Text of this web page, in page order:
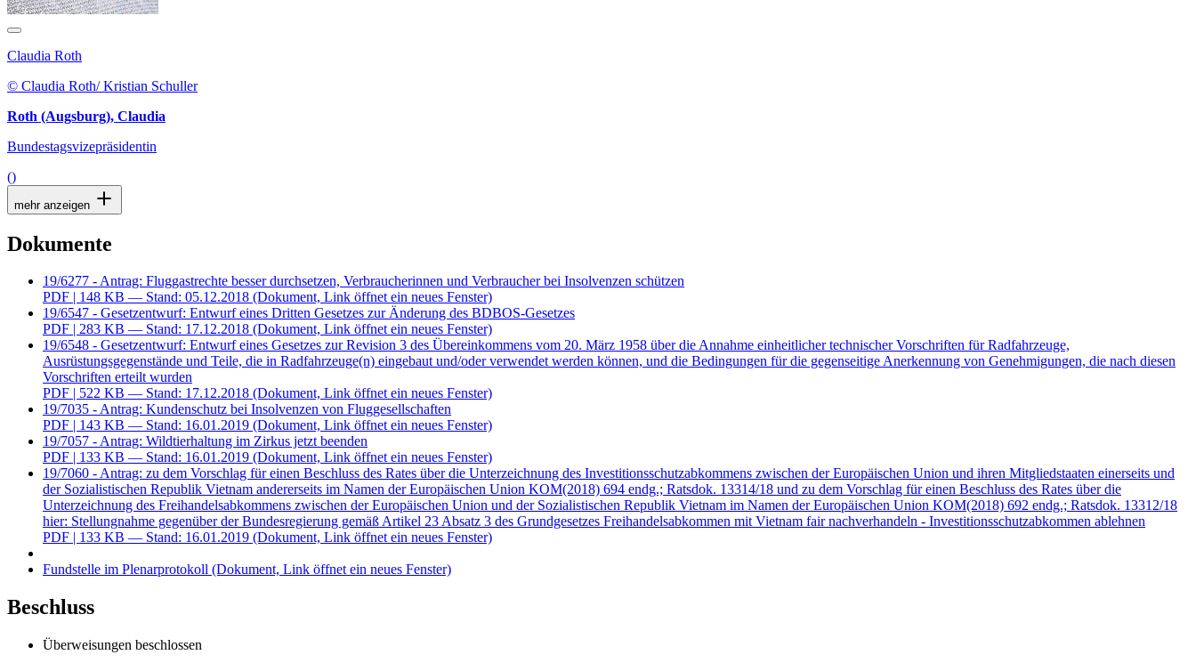
Claudia Roth
© Claudia Roth/ Kristian Schuller
Roth (Augsburg), Claudia
Bundestagsvizepräsidentin
()
mehr anzeigen
Dokumente
19/6277 - Antrag: Fluggastrechte besser durchsetzen, Verbraucherinnen und Verbraucher bei Insolvenzen schützen
PDF | 148 KB — Stand: 05.12.2018 (Dokument, Link öffnet ein neues Fenster)
19/6547 - Gesetzentwurf: Entwurf eines Dritten Gesetzes zur Änderung des BDBOS-Gesetzes
PDF | 283 KB — Stand: 17.12.2018 (Dokument, Link öffnet ein neues Fenster)
19/6548 - Gesetzentwurf: Entwurf eines Gesetzes zur Revision 3 des Übereinkommens vom 20. März 1958 über die Annahme einheitlicher technischer Vorschriften für Radfahrzeuge,
Ausrüstungsgegenstände und Teile, die in Radfahrzeuge(n) eingebaut und/oder verwendet werden können, und die Bedingungen für die gegenseitige Anerkennung von Genehmigungen, die nach diesen
Vorschriften erteilt wurden
PDF | 522 KB — Stand: 17.12.2018 (Dokument, Link öffnet ein neues Fenster)
19/7035 - Antrag: Kundenschutz bei Insolvenzen von Fluggesellschaften
PDF | 143 KB — Stand: 16.01.2019 (Dokument, Link öffnet ein neues Fenster)
19/7057 - Antrag: Wildtierhaltung im Zirkus jetzt beenden
PDF | 133 KB — Stand: 16.01.2019 (Dokument, Link öffnet ein neues Fenster)
19/7060 - Antrag: zu dem Vorschlag für einen Beschluss des Rates über die Unterzeichnung des Investitionsschutzabkommens zwischen der Europäischen Union und ihren Mitgliedstaaten einerseits und
der Sozialistischen Republik Vietnam andererseits im Namen der Europäischen Union KOM(2018) 694 endg.; Ratsdok. 13314/18 und zu dem Vorschlag für einen Beschluss des Rates über die
Unterzeichnung des Freihandelsabkommens zwischen der Europäischen Union und der Sozialistischen Republik Vietnam im Namen der Europäischen Union KOM(2018) 692 endg.; Ratsdok. 13312/18
hier: Stellungnahme gegenüber der Bundesregierung gemäß Artikel 23 Absatz 3 des Grundgesetzes Freihandelsabkommen mit Vietnam fair nachverhandeln - Investitionsschutzabkommen ablehnen
PDF | 133 KB — Stand: 16.01.2019 (Dokument, Link öffnet ein neues Fenster)
Fundstelle im Plenarprotokoll (Dokument, Link öffnet ein neues Fenster)
Beschluss
Überweisungen beschlossen